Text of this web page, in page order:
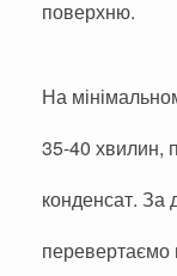
поверхню.
На
35-40 хвилин,
конденсат. За
перевертаємо